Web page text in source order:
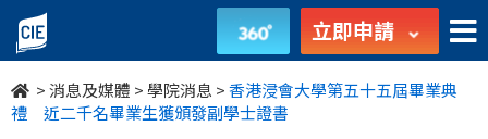
香
港
浸
立即申請
>消息及媒體 >學院消息 >香港浸會大學第五十五屆畢業典
禮 近二千名畢業生獲頒發副學士證書